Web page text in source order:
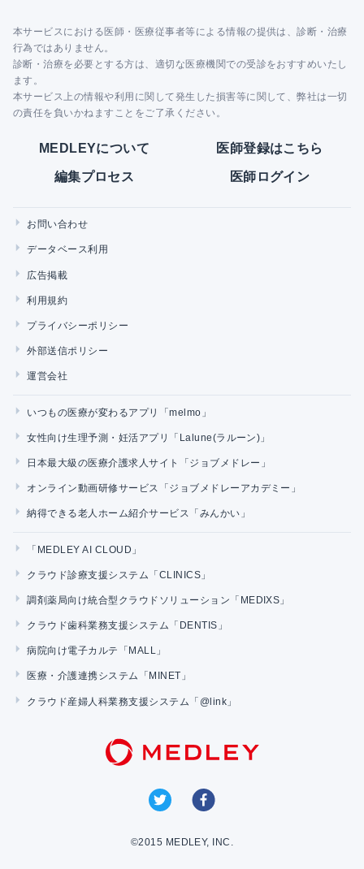
本サービスにおける医師・医療従事者等による情報の提供は、診断・治療
行為ではありません。
診断・治療を必要とする方は、適切な医療機関での受診をおすすめいたし
ます。
本サービス上の情報や利用に関して発生した損害等に関して、弊社は一切
の責任を負いかねますことをご了承ください。
MEDLEYについて 医師登録はこちら
編集プロセス 医師ログイン
お問い合わせ
データベース利用
広告掲載
利用規約
プライバシーポリシー
外部送信ポリシー
運営会社
いつもの医療が変わるアプリ「melmo」
女性向け生理予測・妊活アプリ「Lalune(ラルーン)」
日本最大級の医療介護求人サイト「ジョブメドレー」
オンライン動画研修サービス「ジョブメドレーアカデミー」
納得できる老人ホーム紹介サービス「みんかい」
「MEDLEY AI CLOUD」
クラウド診療支援システム「CLINICS」
調剤薬局向け統合型クラウドソリューション「MEDIXS」
クラウド歯科業務支援システム「DENTIS」
病院向け電子カルテ「MALL」
医療・介護連携システム「MINET」
クラウド産婦人科業務支援システム「@link」
©2015 MEDLEY, INC.